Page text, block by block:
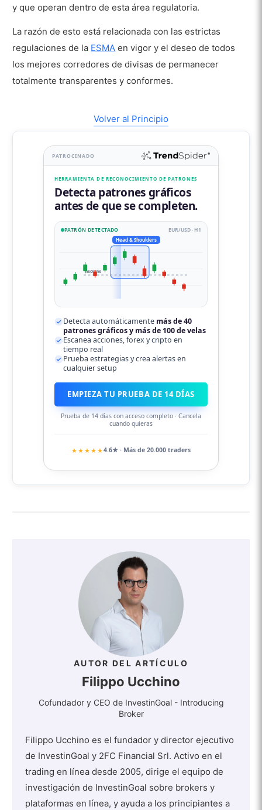
y que operan dentro de esta área regulatoria.
La razón de esto está relacionada con las estrictas
regulaciones de la ESMA en vigor y el deseo de todos
los mejores corredores de divisas de permanecer
totalmente transparentes y conformes.
Volver al Principio
PATROCINADO
HERRAMIENTA DE RECONOCIMIENTO DE PATRONES
Detecta patrones gráficos
antes de que se completen.
PATRÓN DETECTADO EUR/USD · H1
neckline
Head & Shoulders
Detecta automáticamente más de 40
patrones gráficos y más de 100 de velas
Escanea acciones, forex y cripto en
tiempo real
Prueba estrategias y crea alertas en
cualquier setup
EMPIEZA TU PRUEBA DE 14 DÍAS
Prueba de 14 días con acceso completo · Cancela
cuando quieras
★★★★★4.6★ · Más de 20.000 traders
AUTOR DEL ARTÍCULO
Filippo Ucchino
Cofundador y CEO de InvestinGoal - Introducing
Broker
Filippo Ucchino es el fundador y director ejecutivo
de InvestinGoal y 2FC Financial Srl. Activo en el
trading en línea desde 2005, dirige el equipo de
investigación de InvestinGoal sobre brokers y
plataformas en línea, y ayuda a los principiantes a